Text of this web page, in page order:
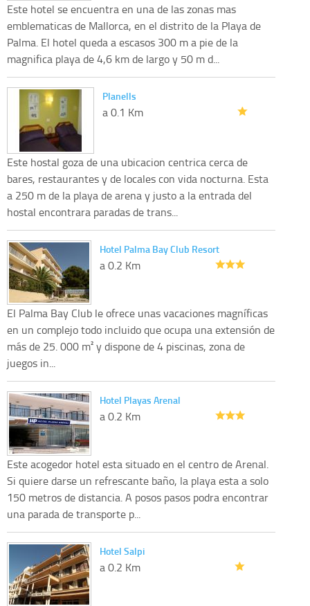
Este hotel se encuentra en una de las zonas mas
emblematicas de Mallorca, en el distrito de la Playa de
Palma. El hotel queda a escasos 300 m a pie de la
magnifica playa de 4,6 km de largo y 50 m d...
Planells
a 0.1 Km
Este hostal goza de una ubicacion centrica cerca de
bares, restaurantes y de locales con vida nocturna. Esta
a 250 m de la playa de arena y justo a la entrada del
hostal encontrara paradas de trans...
Hotel Palma Bay Club Resort
a 0.2 Km
El Palma Bay Club le ofrece unas vacaciones magníficas
en un complejo todo incluido que ocupa una extensión de
más de 25. 000 m² y dispone de 4 piscinas, zona de
juegos in...
Hotel Playas Arenal
a 0.2 Km
Este acogedor hotel esta situado en el centro de Arenal.
Si quiere darse un refrescante baño, la playa esta a solo
150 metros de distancia. A posos pasos podra encontrar
una parada de transporte p...
Hotel Salpi
a 0.2 Km